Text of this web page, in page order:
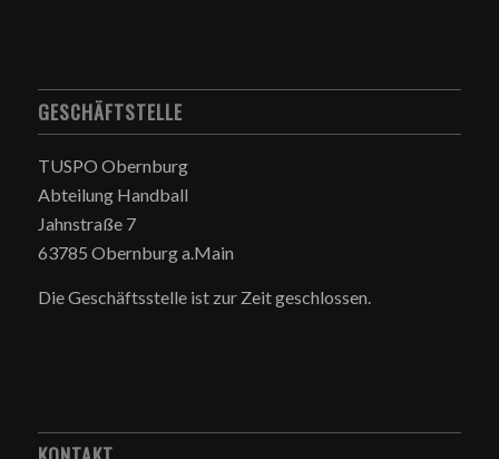
GESCHÄFTSTELLE
TUSPO Obernburg
Abteilung Handball
Jahnstraße 7
63785 Obernburg a.Main
Die Geschäftsstelle ist zur Zeit geschlossen.